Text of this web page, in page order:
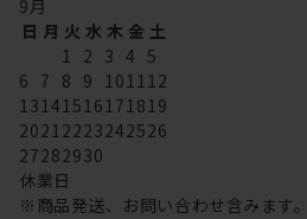
9月
日 月 火 水 木 金 土
1 2 3 4 5
6 7 8 9 101112
13141516171819
20212223242526
27282930
休業日
※商品発送、お問い合わせ含みます。